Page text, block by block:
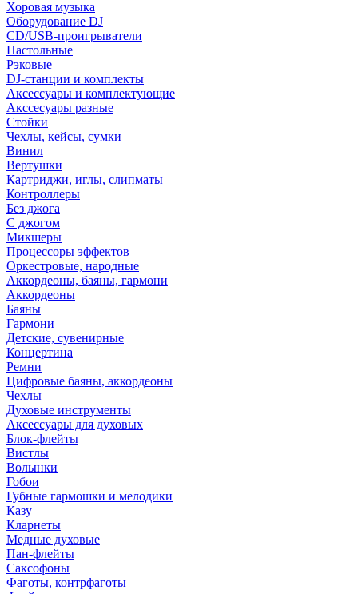
Хоровая музыка
Оборудование DJ
CD/USB-проигрыватели
Настольные
Рэковые
DJ-станции и комплекты
Аксессуары и комплектующие
Акссесуары разные
Стойки
Чехлы, кейсы, сумки
Винил
Вертушки
Картриджи, иглы, слипматы
Контроллеры
Без джога
С джогом
Микшеры
Процессоры эффектов
Оркестровые, народные
Аккордеоны, баяны, гармони
Аккордеоны
Баяны
Гармони
Детские, сувенирные
Концертина
Ремни
Цифровые баяны, аккордеоны
Чехлы
Духовые инструменты
Аксессуары для духовых
Блок-флейты
Вистлы
Волынки
Гобои
Губные гармошки и мелодики
Казу
Кларнеты
Медные духовые
Пан-флейты
Саксофоны
Фаготы, контрфаготы